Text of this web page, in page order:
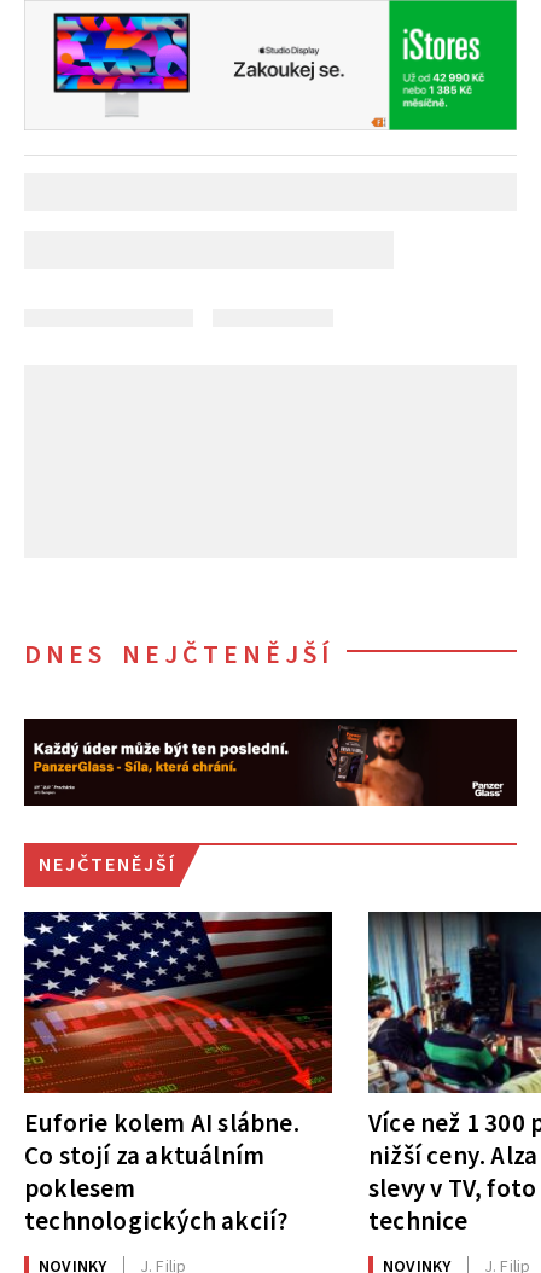
DNES NEJČTENĚJŠÍ
NEJČTENĚJŠÍ
Euforie kolem AI slábne.
Co stojí za aktuálním
poklesem
technologických akcií?
NOVINKY J. Filip
Více než 1
nižší ceny.
slevy v TV,
technice
NOVINKY J. Filip